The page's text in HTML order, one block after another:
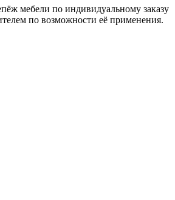
мебели по индивидуальному заказу
по возможности её применения.